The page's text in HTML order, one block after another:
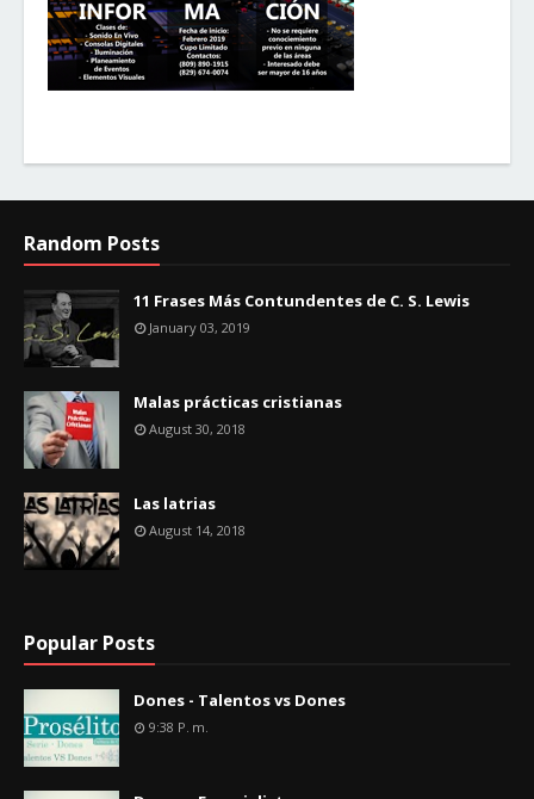
Random Posts
11 Frases Más Contundentes de C. S. Lewis
January 03, 2019
Malas prácticas cristianas
August 30, 2018
Las latrias
August 14, 2018
Popular Posts
Dones - Talentos vs Dones
9:38 P. M.